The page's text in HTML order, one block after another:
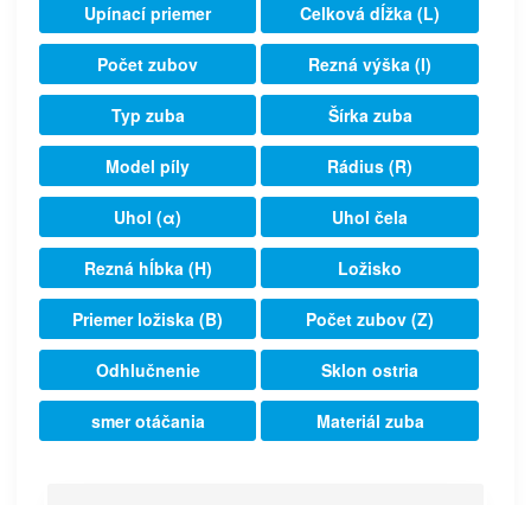
Upínací priemer Celková dĺžka (L)
Počet zubov Rezná výška (I)
Typ zuba Šírka zuba
Model píly Rádius (R)
Uhol (α) Uhol čela
Rezná hĺbka (H) Ložisko
Priemer ložiska (B) Počet zubov (Z)
Odhlučnenie Sklon ostria
smer otáčania Materiál zuba